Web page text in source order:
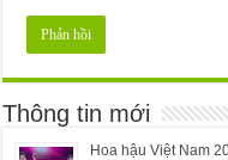
Thông tin mới
Hoa hậu Việt Nam